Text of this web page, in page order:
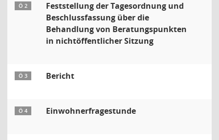
Ö 2
Feststellung der Tagesordnung und
Beschlussfassung über die
Behandlung von Beratungspunkten
in nichtöffentlicher Sitzung
Ö 3 Bericht
Ö 4 Einwohnerfragestunde